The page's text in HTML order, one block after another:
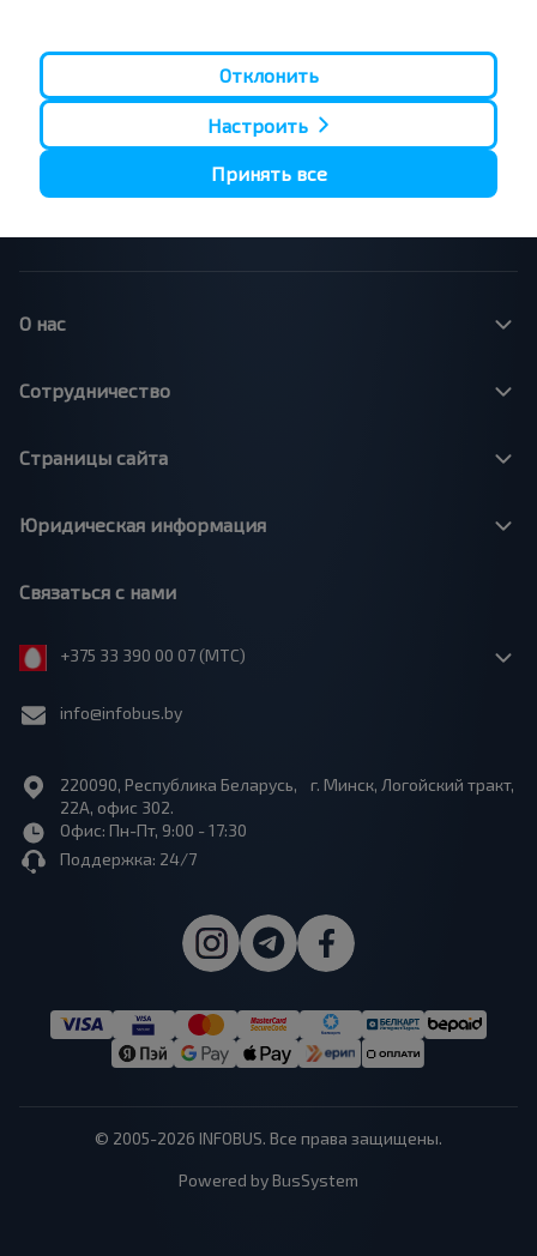
Минск - Бобруйск
Санкт-Петербург - Минск
Вильнюс - Минск
Москва - Брест
Минск - Варшава
Москва - Барановичи
Брест - Люблин
Брест - Варшава
О нас
Сотрудничество
Страницы сайта
Юридическая информация
Связаться с нами
+375 33 390 00 07 (МТС)
info@infobus.by
220090, Республика Беларусь, г. Минск, Логойский тракт,
22А, офис 302.
Офис: Пн-Пт, 9:00 - 17:30
Поддержка: 24/7
© 2005-2026 INFOBUS. Все права защищены.
Powered by BusSystem
Отклонить
Настроить
Принять все